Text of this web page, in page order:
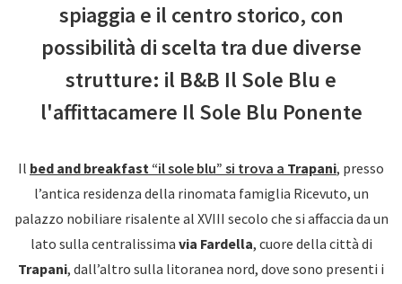
spiaggia e il centro storico, con
possibilità di scelta tra due diverse
strutture: il B&B Il Sole Blu e
l'affittacamere Il Sole Blu Ponente
Il bed and breakfast “il sole blu” si trova a Trapani, presso
l’antica residenza della rinomata famiglia Ricevuto, un
palazzo nobiliare risalente al XVIII secolo che si affaccia da un
lato sulla centralissima via Fardella, cuore della città di
Trapani, dall’altro sulla litoranea nord, dove sono presenti i